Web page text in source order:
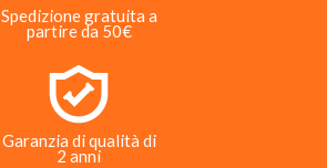
Spedizione gratuita a
partire da 50€
Garanzia di qualità di
2 anni